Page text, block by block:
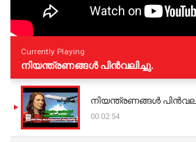
Currently Playing
നിയന്ത്രണങ്ങള്‍ പിന്‍വലിച്ചു.
നിയന്ത്രണങ്ങള്‍
00:02:54